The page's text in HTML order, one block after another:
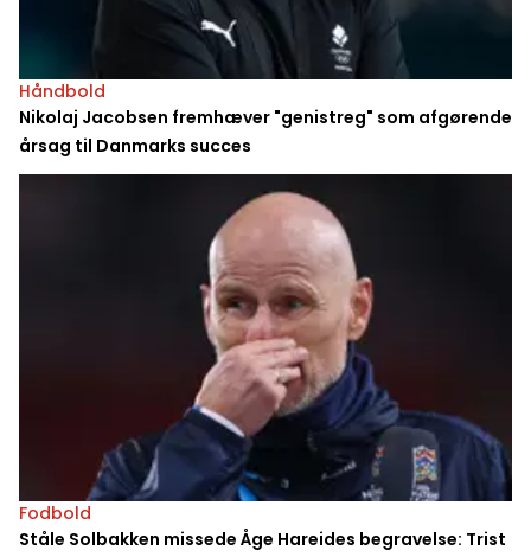
Håndbold
Nikolaj Jacobsen fremhæver "genistreg" som afgørende
årsag til Danmarks succes
Fodbold
Ståle Solbakken missede Åge Hareides begravelse: Trist